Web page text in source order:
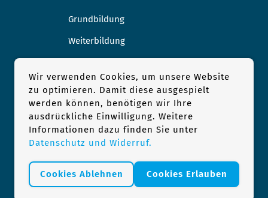
Grundbildung
Weiterbildung
Podologie
Podologie Praxis finden
Wir verwenden Cookies, um unsere Website
zu optimieren. Damit diese ausgespielt
werden können, benötigen wir Ihre
ausdrückliche Einwilligung. Weitere
Informationen dazu finden Sie unter
Datenschutz und Widerruf.
Cookies Ablehnen Cookies Erlauben